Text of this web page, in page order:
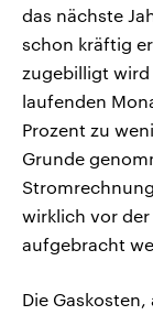
das nächste
schon kräftig
zugebilligt wird
laufenden
Prozent zu
Grunde
wirklich vor der
aufgebracht
Die